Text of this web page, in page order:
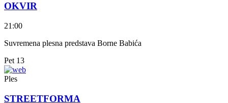
OKVIR
21:00
Suvremena plesna predstava Borne Babića
Pet 13
Ples
STREETFORMA